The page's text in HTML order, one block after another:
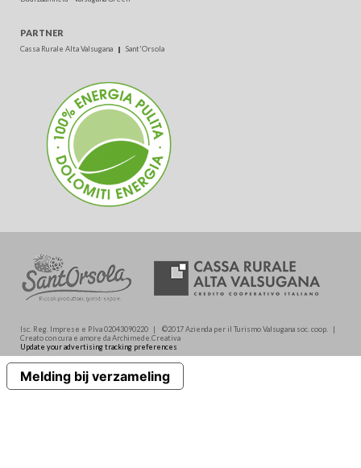
PARTNER
Cassa Rurale Alta Valsugana Sant'Orsola
Isc. Reg. Imprese e P.Iva 02043090220 | ©2017 Azienda per il Turismo Valsugana soc. coop. |
Creato con cura e amore da Archimede.Creativa
Update your advertising tracking preferences
Melding bij verzameling